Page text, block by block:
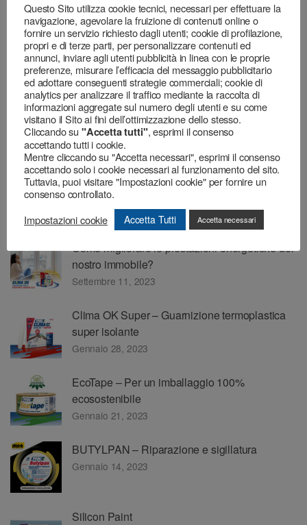
Events
News
Social
Tutorial
Uncategorized
Videos
Ultimi articoli
Come migliorare le prestazioni energetiche del
nostro immobile?
Settembre 11, 2023
Clima OK Super – Guarnizione termoplastica
super isolante
Gennaio 28, 2023
EcoTape – Per un imballaggio 100%
ecosostenibile
Gennaio 21, 2023
BUTYLPAN – Riparazione e sigillatura
Gennaio 14, 2023
Silicon Paint
Questo Sito utilizza cookie tecnici, necessari per effettuare la
navigazione, agevolare la fruizione di contenuti online o
fornire un servizio richiesto dagli utenti; cookie di profilazione,
propri e di terze parti, per personalizzare contenuti ed
annunci, inviare agli utenti pubblicità in linea con le proprie
preferenze, misurare l’efficacia del messaggio pubblicitario
ed adottare conseguenti strategie commerciali; cookie di
analytics per analizzare il traffico mediante la raccolta di
informazioni aggregate sul numero degli utenti e su come
visitano il Sito ai fini dell’ottimizzazione dello stesso.
Cliccando su "Accetta tutti", esprimi il consenso
accettando tutti i cookie.
Mentre cliccando su "Accetta necessari", esprimi il consenso
accettando solo i cookie necessari al funzionamento del sito.
Tuttavia, puoi visitare "Impostazioni cookie" per fornire un
consenso controllato.
Impostazioni cookie
Accetta Tutti Accetta necessari